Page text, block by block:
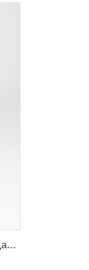
Электродвигатель для вентилятора с отрицательным давлением 1.5кВт-4кВт